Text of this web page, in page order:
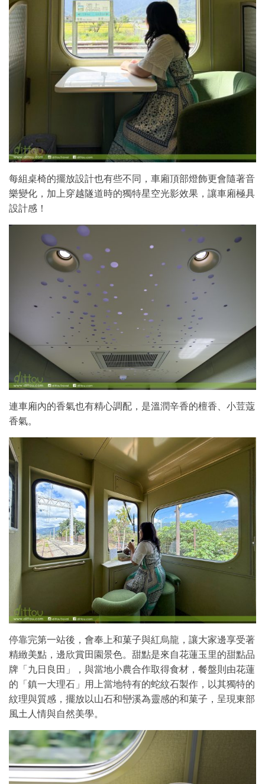
每組桌椅的擺放設計也有些不同，車廂頂部燈飾更會隨著音
樂變化，加上穿越隧道時的獨特星空光影效果，讓車廂極具
設計感！
連車廂內的香氣也有精心調配，是溫潤辛香的檀香、小荳蔻
香氣。
停靠完第一站後，會奉上和菓子與紅烏龍，讓大家邊享受著
精緻美點，邊欣賞田園景色。甜點是來自花蓮玉里的甜點品
牌「九日良田」，與當地小農合作取得食材，餐盤則由花蓮
的「鎮一大理石」用上當地特有的蛇紋石製作，以其獨特的
紋理與質感，擺放以山石和巒溪為靈感的和菓子，呈現東部
風土人情與自然美學。